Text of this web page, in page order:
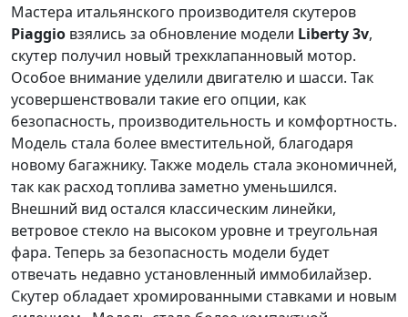
Мастера итальянского производителя скутеров
Piaggio взялись за обновление модели Liberty 3v,
скутер получил новый трехклапанновый мотор.
Особое внимание уделили двигателю и шасси. Так
усовершенствовали такие его опции, как
безопасность, производительность и комфортность.
Модель стала более вместительной, благодаря
новому багажнику. Также модель стала экономичней,
так как расход топлива заметно уменьшился.
Внешний вид остался классическим линейки,
ветровое стекло на высоком уровне и треугольная
фара. Теперь за безопасность модели будет
отвечать недавно установленный иммобилайзер.
Скутер обладает хромированными ставками и новым